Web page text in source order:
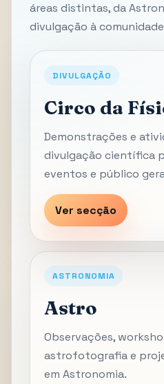
áreas distintas, da
divulgação à
DIVULGAÇÃO
Circo da
Demonstrações e
divulgação científica
eventos e público
Ver secção
ASTRONOMIA
Astro
Observações,
astrofotografia e
em Astronomia.